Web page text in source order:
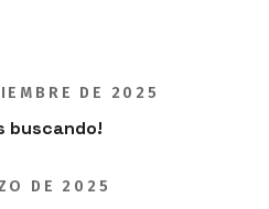
DE 2025
buscando!
DE 2025